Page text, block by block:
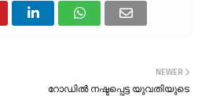
NEWER
റോഡിൽ നഷ്ടപ്പെട്ട യുവതിയുടെ